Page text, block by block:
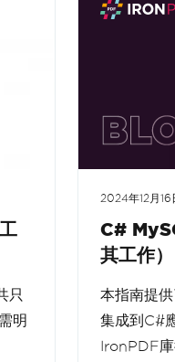
只
明
2024年12月16
C#
其工作）
本指南提
集成到C#
IronPDF